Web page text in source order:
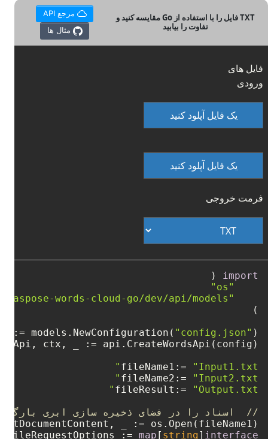
TXT فایل را با استفاده از Go مقایسه کنید و
تفاوت را بیابید
فایل های
ورودی
یک فایل آپلود کنید
یک فایل آپلود کنید
فرمت خروجی
import
"os"
"github.com/aspose-words-cloud/aspose-words-cloud-go/dev/api/models"
:= models.NewConfiguration( "config.json"
fileName1:=
"Input1.txt"
fileName2:=
"Input2.txt"
fileResult:=
"Output.txt"
//  اسناد را در فضای ذخیره سازی ابری
:= map [ string] interface